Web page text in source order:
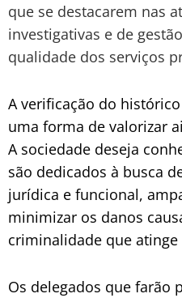
que se destacarem nas
investigativas e de
qualidade dos serviços
A verificação do
uma forma de valorizar
A sociedade deseja
são dedicados à busca
jurídica e funcional,
minimizar os danos
criminalidade que atinge
Os delegados que farão